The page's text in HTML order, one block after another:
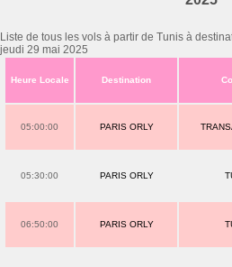
Liste de tous les vols à partir de Tunis à
jeudi 29 mai 2025
Heure Locale Destination
05:00:00 PARIS ORLY
05:30:00 PARIS ORLY
06:50:00 PARIS ORLY